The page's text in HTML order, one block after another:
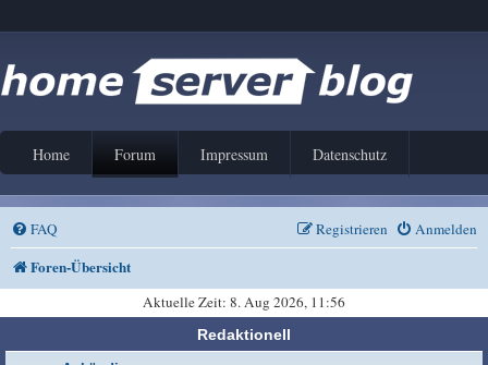
Home Forum Impressum Datenschutz
FAQ Anmelden
Registrieren
Foren-Übersicht
Aktuelle Zeit: 8. Aug 2026, 11:56
Redaktionell